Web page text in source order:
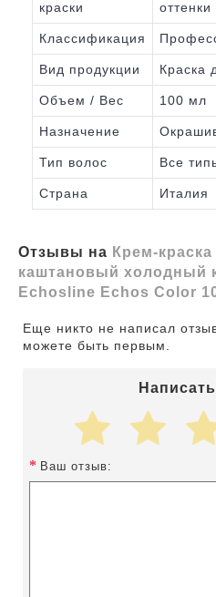
краски
оттенки
Классификация
Вид продукции Краска
Объем / Вес 100 мл
Назначение
Тип волос Все
Страна Италия
Отзывы на Крем-
каштановый холодный
Echosline Echos Color
Еще никто не написал
можете быть первым.
Ваш отзыв: